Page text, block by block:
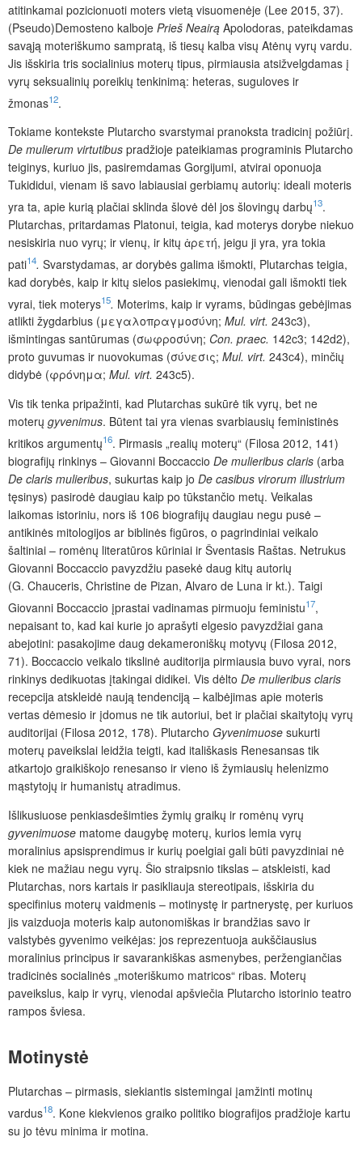
atitinkamai pozicionuoti moters vietą visuomenėje (Lee 2015, 37).
(Pseudo)Demosteno kalboje Prieš Neairą Apolodoras, pateikdamas
savąją moteriškumo sampratą, iš tiesų kalba visų Atėnų vyrų vardu.
Jis išskiria tris socialinius moterų tipus, pirmiausia atsižvelgdamas į
vyrų seksualinių poreikių tenkinimą: heteras, suguloves ir
žmonas12.
Tokiame kontekste Plutarcho svarstymai pranoksta tradicinį požiūrį.
De mulierum virtutibus pradžioje pateikiamas programinis Plutarcho
teiginys, kuriuo jis, pasiremdamas Gorgijumi, atvirai oponuoja
Tukididui, vienam iš savo labiausiai gerbiamų autorių: ideali moteris
yra ta, apie kurią plačiai sklinda šlovė dėl jos šlovingų darbų13.
Plutarchas, pritardamas Platonui, teigia, kad moterys dorybe niekuo
nesiskiria nuo vyrų; ir vienų, ir kitų ἀρετή, jeigu ji yra, yra tokia
pati14. Svarstydamas, ar dorybės galima išmokti, Plutarchas teigia,
kad dorybės, kaip ir kitų sielos pasiekimų, vienodai gali išmokti tiek
vyrai, tiek moterys15. Moterims, kaip ir vyrams, būdingas gebėjimas
atlikti žygdarbius (μεγαλοπραγμοσύνη; Mul. virt. 243c3),
išmintingas santūrumas (σωφροσύνη; Con. praec. 142c3; 142d2),
proto guvumas ir nuovokumas (σύνεσις; Mul. virt. 243c4), minčių
didybė (φρόνημα; Mul. virt. 243c5).
Vis tik tenka pripažinti, kad Plutarchas sukūrė tik vyrų, bet ne
moterų gyvenimus. Būtent tai yra vienas svarbiausių feministinės
kritikos argumentų16. Pirmasis „realių moterų“ (Filosa 2012, 141)
biografijų rinkinys – Giovanni Boccaccio De mulieribus claris (arba
De claris mulieribus, sukurtas kaip jo De casibus virorum illustrium
tęsinys) pasirodė daugiau kaip po tūkstančio metų. Veikalas
laikomas istoriniu, nors iš 106 biografijų daugiau negu pusė –
antikinės mitologijos ar biblinės figūros, o pagrindiniai veikalo
šaltiniai – romėnų literatūros kūriniai ir Šventasis Raštas. Netrukus
Giovanni Boccaccio pavyzdžiu pasekė daug kitų autorių
(G. Chauceris, Christine de Pizan, Alvaro de Luna ir kt.). Taigi
Giovanni Boccaccio įprastai vadinamas pirmuoju feministu17,
nepaisant to, kad kai kurie jo aprašyti elgesio pavyzdžiai gana
abejotini: pasakojime daug dekameroniškų motyvų (Filosa 2012,
71). Boccaccio veikalo tikslinė auditorija pirmiausia buvo vyrai, nors
rinkinys dedikuotas įtakingai didikei. Vis dėlto De mulieribus claris
recepcija atskleidė naują tendenciją – kalbėjimas apie moteris
vertas dėmesio ir įdomus ne tik autoriui, bet ir plačiai skaitytojų vyrų
auditorijai (Filosa 2012, 178). Plutarcho Gyvenimuose sukurti
moterų paveikslai leidžia teigti, kad itališkasis Renesansas tik
atkartojo graikiškojo renesanso ir vieno iš žymiausių helenizmo
mąstytojų ir humanistų atradimus.
Išlikusiuose penkiasdešimties žymių graikų ir romėnų vyrų
gyvenimuose matome daugybę moterų, kurios lemia vyrų
moralinius apsisprendimus ir kurių poelgiai gali būti pavyzdiniai nė
kiek ne mažiau negu vyrų. Šio straipsnio tikslas – atskleisti, kad
Plutarchas, nors kartais ir pasikliauja stereotipais, išskiria du
specifinius moterų vaidmenis – motinystę ir partnerystę, per kuriuos
jis vaizduoja moteris kaip autonomiškas ir brandžias savo ir
valstybės gyvenimo veikėjas: jos reprezentuoja aukščiausius
moralinius principus ir savarankiškas asmenybes, peržengiančias
tradicinės socialinės „moteriškumo matricos“ ribas. Moterų
paveikslus, kaip ir vyrų, vienodai apšviečia Plutarcho istorinio teatro
rampos šviesa.
Motinystė
Plutarchas – pirmasis, siekiantis sistemingai įamžinti motinų
vardus18. Kone kiekvienos graiko politiko biografijos pradžioje kartu
su jo tėvu minima ir motina.